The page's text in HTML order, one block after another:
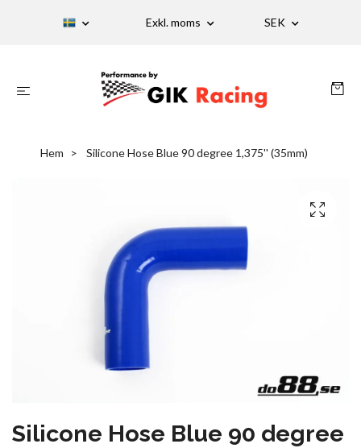
Exkl. moms SEK
Hem Silicone Hose Blue 90 degree 1,375'' (35mm)
Silicone Hose Blue 90 degree